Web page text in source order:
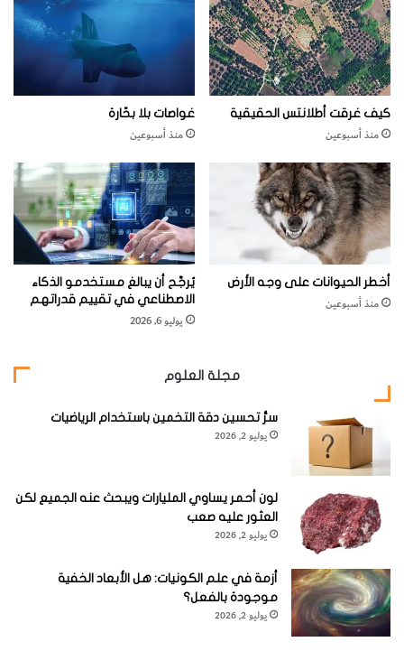
ع
ي
د
ك
ا
ن
ت
ي
و
م
اً
م
ى
ل
م
ي
ن
ل
ب
كيف غرقت أطلانتس الحقيقية
منذ أسبوعين
غواصات بلا بحّارة
منذ أسبوعين
أخطر الحيوانات على وجه الأرض
منذ أسبوعين
يُرجَّح أن يبالغ مستخدمو الذكاء
الاصطناعي في تقييم قدراتهم
يوليو 6, 2026
مجلة العلوم
سرُّ تحسين دقة التخمين باستخدام الرياضيات
يوليو 2, 2026
لون أحمر يساوي المليارات ويبحث عنه الجميع لكن
العثور عليه صعب
يوليو 2, 2026
أزمة في علم الكونيات: هل الأبعاد الخفية
موجودة بالفعل؟
يوليو 2, 2026